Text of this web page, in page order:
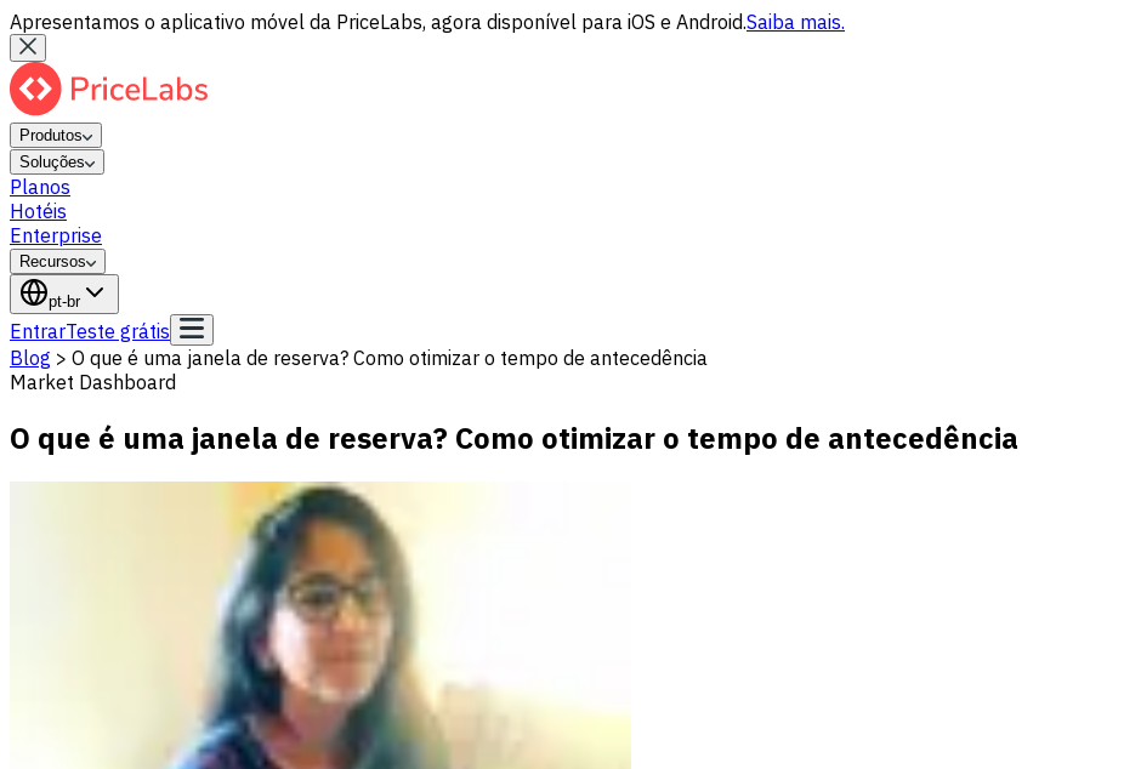
Apresentamos o aplicativo móvel da PriceLabs, agora disponível para iOS e Android.Saiba mais.
Produtos
Soluções
Planos
Hotéis
Enterprise
Recursos
pt-br
EntrarTeste grátis
Blog > O que é uma janela de reserva? Como otimizar o tempo de antecedência
Market Dashboard
O que é uma janela de reserva? Como otimizar o tempo de antecedência